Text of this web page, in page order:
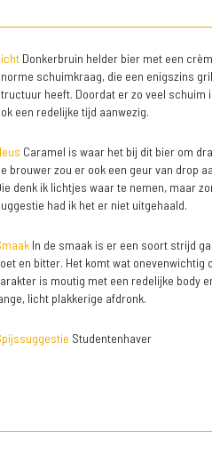
Donkerbruin helder bier met een
schuimkraag, die een enigszins
heeft. Doordat er zo veel schuim
een redelijke tijd aanwezig.
Caramel is waar het bij dit bier om
brouwer zou er ook een geur van drop
denk ik lichtjes waar te nemen, maar
had ik het er niet uitgehaald.
In de smaak is er een soort strijd
en bitter. Het komt wat onevenwichtig
is moutig met een redelijke body
licht plakkerige afdronk.
Studentenhaver